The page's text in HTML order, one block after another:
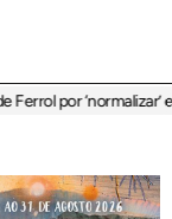
‘normalizar’ el